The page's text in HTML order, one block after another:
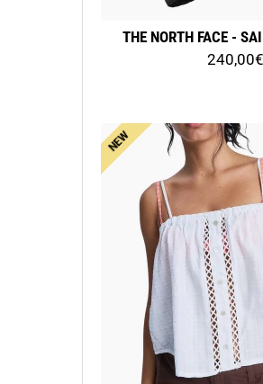
THE NORTH FACE -
240,00€
NEW